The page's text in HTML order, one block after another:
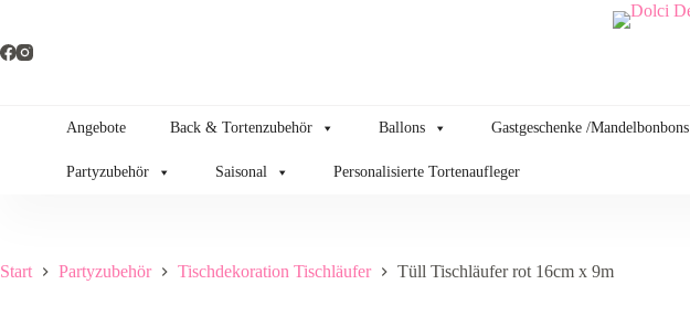
springen
Angebote Back & Tortenzubehör Ballons Gastgeschenke /Mandelbonbons
Partyzubehör Saisonal Personalisierte Tortenaufleger
Start Partyzubehör Tischdekoration Tischläufer Tüll Tischläufer rot 16cm x 9m